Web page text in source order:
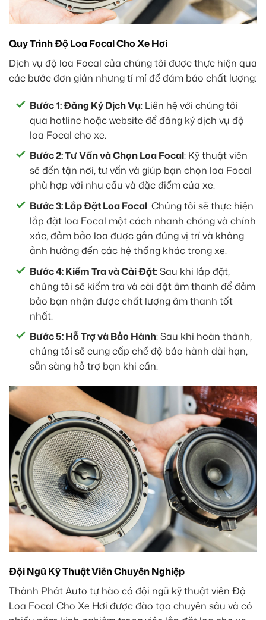
Quy Trình Độ Loa Focal Cho Xe Hơi
Dịch vụ độ loa Focal của chúng tôi được thực hiện qua
các bước đơn giản nhưng tỉ mỉ để đảm bảo chất lượng:
Bước 1: Đăng Ký Dịch Vụ: Liên hệ với chúng tôi
qua hotline hoặc website để đăng ký dịch vụ độ
loa Focal cho xe.
Bước 2: Tư Vấn và Chọn Loa Focal: Kỹ thuật viên
sẽ đến tận nơi, tư vấn và giúp bạn chọn loa Focal
phù hợp với nhu cầu và đặc điểm của xe.
Bước 3: Lắp Đặt Loa Focal: Chúng tôi sẽ thực hiện
lắp đặt loa Focal một cách nhanh chóng và chính
xác, đảm bảo loa được gắn đúng vị trí và không
ảnh hưởng đến các hệ thống khác trong xe.
Bước 4: Kiểm Tra và Cài Đặt: Sau khi lắp đặt,
chúng tôi sẽ kiểm tra và cài đặt âm thanh để đảm
bảo bạn nhận được chất lượng âm thanh tốt
nhất.
Bước 5: Hỗ Trợ và Bảo Hành: Sau khi hoàn thành,
chúng tôi sẽ cung cấp chế độ bảo hành dài hạn,
sẵn sàng hỗ trợ bạn khi cần.
Đội Ngũ Kỹ Thuật Viên Chuyên Nghiệp
Thành Phát Auto tự hào có đội ngũ kỹ thuật viên Độ
Loa Focal Cho Xe Hơi được đào tạo chuyên sâu và có